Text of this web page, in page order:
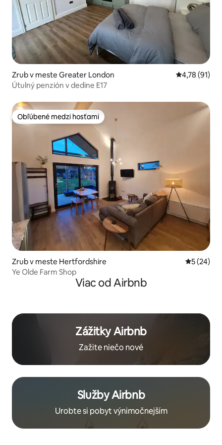
Zrub v meste Greater London Priemerné
4,78 (91)
Útulný penzión v dedine E17
Obľúbené medzi hosťami
Obľúbené medzi hosťami
Zrub v meste Hertfordshire
5 (24)
Ye Olde Farm Shop
Viac od Airbnb
Zážitky Airbnb
Zažite niečo nové
Služby Airbnb
Urobte si pobyt výnimočnejším